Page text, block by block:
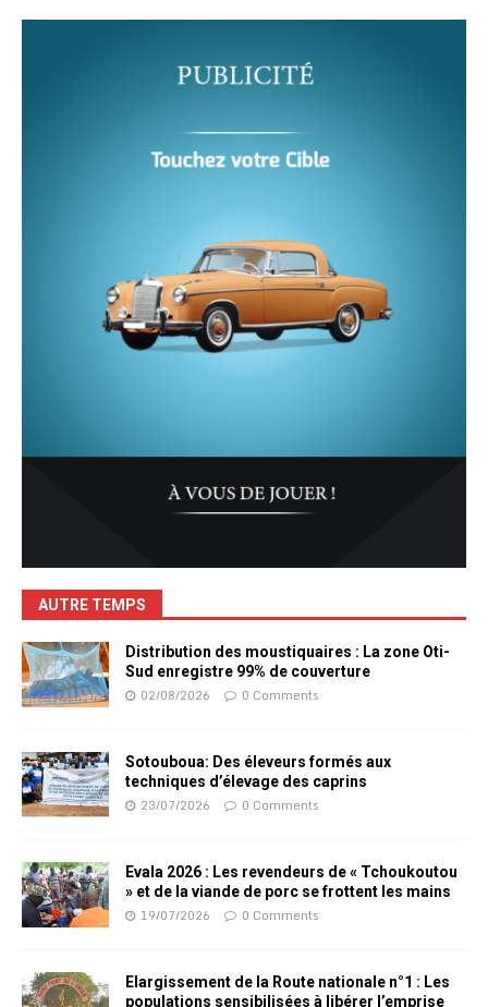
AUTRE TEMPS
Distribution des moustiquaires : La zone Oti-
Sud enregistre 99% de couverture
02/08/2026 0 Comments
Sotouboua: Des éleveurs formés aux
techniques d’élevage des caprins
23/07/2026 0 Comments
Evala 2026 : Les revendeurs de « Tchoukoutou
» et de la viande de porc se frottent les mains
19/07/2026 0 Comments
Elargissement de la Route nationale n°1 : Les
populations sensibilisées à libérer l’emprise